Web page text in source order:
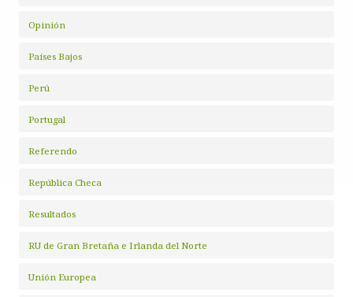
Opinión
Países Bajos
Perú
Portugal
Referendo
República Checa
Resultados
RU de Gran Bretaña e Irlanda del Norte
Unión Europea